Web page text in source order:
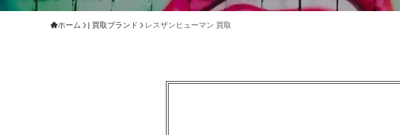
ホーム | 買取ブランド レスザンヒューマン 買取